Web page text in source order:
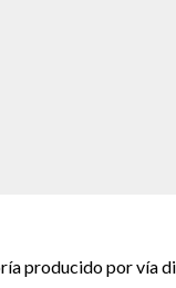
producido por vía